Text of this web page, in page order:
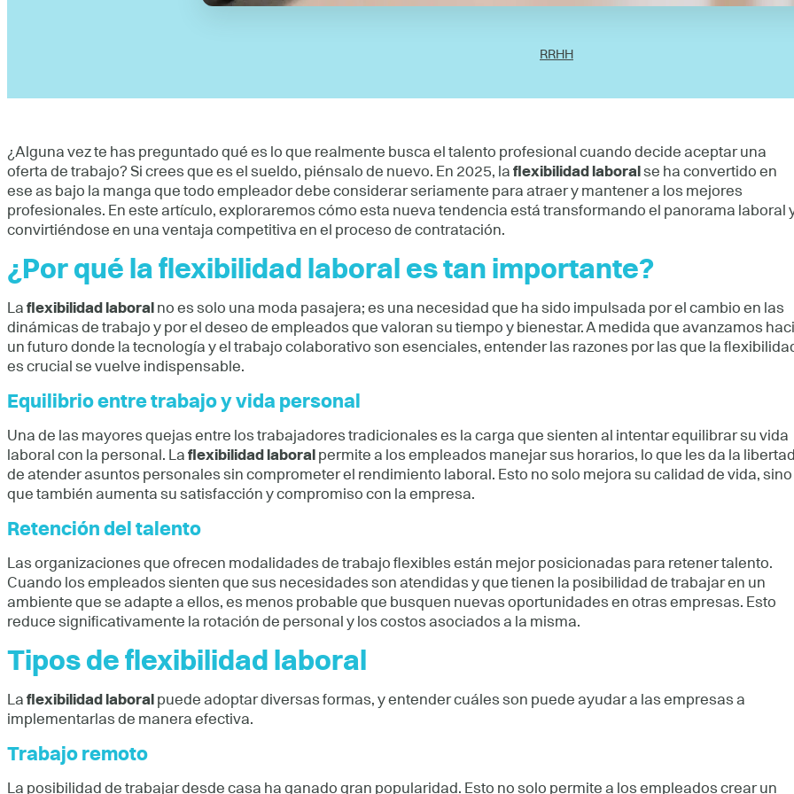
RRHH
¿Alguna vez te has preguntado qué es lo que realmente busca el talento profesional cuando decide aceptar una
oferta de trabajo? Si crees que es el sueldo, piénsalo de nuevo. En 2025, la flexibilidad laboral se ha convertido en
ese as bajo la manga que todo empleador debe considerar seriamente para atraer y mantener a los mejores
profesionales. En este artículo, exploraremos cómo esta nueva tendencia está transformando el panorama laboral
convirtiéndose en una ventaja competitiva en el proceso de contratación.
¿Por qué la flexibilidad laboral es tan importante?
La flexibilidad laboral no es solo una moda pasajera; es una necesidad que ha sido impulsada por el cambio en las
dinámicas de trabajo y por el deseo de empleados que valoran su tiempo y bienestar. A medida que avanzamos
un futuro donde la tecnología y el trabajo colaborativo son esenciales, entender las razones por las que la
es crucial se vuelve indispensable.
Equilibrio entre trabajo y vida personal
Una de las mayores quejas entre los trabajadores tradicionales es la carga que sienten al intentar equilibrar su vida
laboral con la personal. La flexibilidad laboral permite a los empleados manejar sus horarios, lo que les da la libertad
de atender asuntos personales sin comprometer el rendimiento laboral. Esto no solo mejora su calidad de vida, sino
que también aumenta su satisfacción y compromiso con la empresa.
Retención del talento
Las organizaciones que ofrecen modalidades de trabajo flexibles están mejor posicionadas para retener talento.
Cuando los empleados sienten que sus necesidades son atendidas y que tienen la posibilidad de trabajar en un
ambiente que se adapte a ellos, es menos probable que busquen nuevas oportunidades en otras empresas. Esto
reduce significativamente la rotación de personal y los costos asociados a la misma.
Tipos de flexibilidad laboral
La flexibilidad laboral puede adoptar diversas formas, y entender cuáles son puede ayudar a las empresas a
implementarlas de manera efectiva.
Trabajo remoto
La posibilidad de trabajar desde casa ha ganado gran popularidad. Esto no solo permite a los empleados crear un